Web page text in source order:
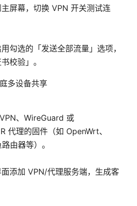
屏幕，切换 VPN 开关测试连
勾选的「发送全部流量」选项，
校验」。
多设备共享
、WireGuard 或
代理的固件（如 OpenWrt、
由器等）。
添加 VPN/代理服务端，生成客